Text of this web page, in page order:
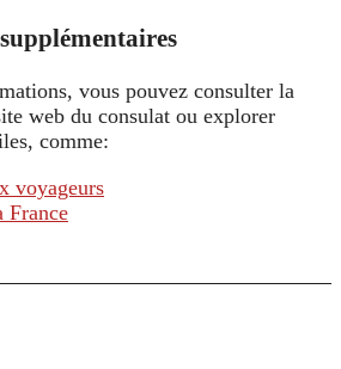
vous pouvez consulter la
web du consulat ou explorer
comme:
voyageurs
France